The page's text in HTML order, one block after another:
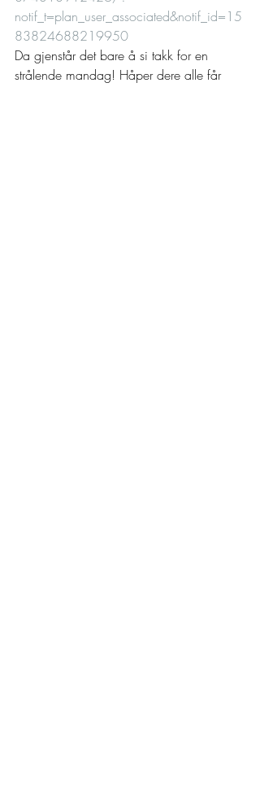
notif_t=plan_user_associated&notif_id=15
83824688219950
Da gjenstår det bare å si takk for en
strålende mandag! Håper dere alle får